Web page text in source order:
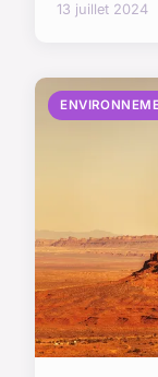
13 juillet 2024